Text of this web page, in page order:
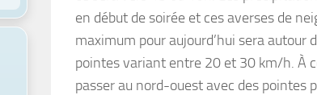
en début de soirée et ces averses de
maximum pour aujourd’hui sera autour
pointes variant entre 20 et 30 km/h. À
passer au nord-ouest avec des